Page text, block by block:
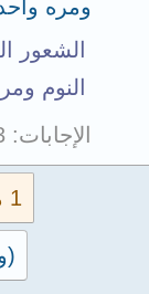
ومره
الشعور
النوم
الإجابات
1 من 75